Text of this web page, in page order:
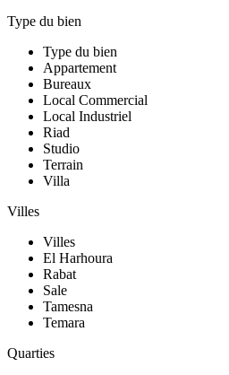
Type du bien
Type du bien
Appartement
Bureaux
Local Commercial
Local Industriel
Riad
Studio
Terrain
Villa
Villes
Villes
El Harhoura
Rabat
Sale
Tamesna
Temara
Quarties